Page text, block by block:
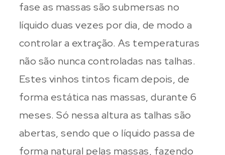
fase as massas são submersas no
líquido duas vezes por dia, de modo a
controlar a extração. As temperaturas
não são nunca controladas nas talhas.
Estes vinhos tintos ficam depois, de
forma estática nas massas, durante 6
meses. Só nessa altura as talhas são
abertas, sendo que o líquido passa de
forma natural pelas massas, fazendo